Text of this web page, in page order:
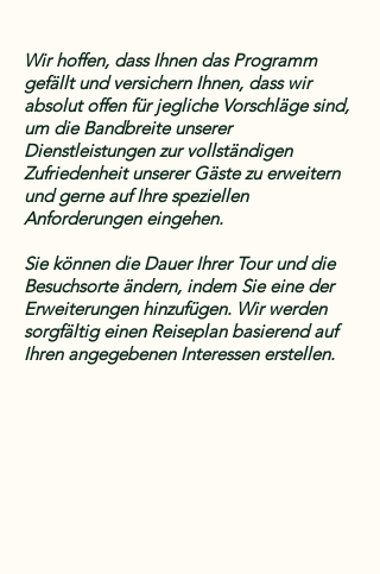
Wir hoffen, dass Ihnen das Programm
gefällt und versichern Ihnen, dass wir
absolut offen für jegliche Vorschläge sind,
um die Bandbreite unserer
Dienstleistungen zur vollständigen
Zufriedenheit unserer Gäste zu erweitern
und gerne auf Ihre speziellen
Anforderungen eingehen.
Sie können die Dauer Ihrer Tour und die
Besuchsorte ändern, indem Sie eine der
Erweiterungen hinzufügen. Wir werden
sorgfältig einen Reiseplan basierend auf
Ihren angegebenen Interessen erstellen.